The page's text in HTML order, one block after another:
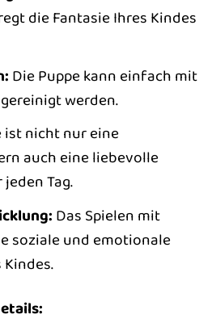
die Fantasie Ihres Kindes
Die Puppe kann einfach mit
werden.
ist nicht nur eine
auch eine liebevolle
Tag.
Das Spielen mit
soziale und emotionale